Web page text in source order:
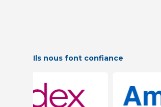
Ils nous font confiance